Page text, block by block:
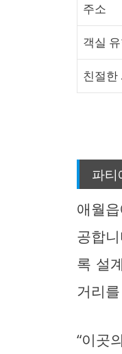
주소
객실
친절한
파티
애월
공합
록 설
거리
“이곳